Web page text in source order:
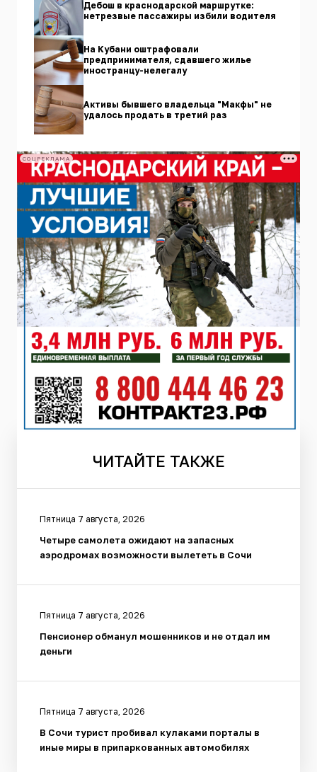
Дебош в краснодарской маршрутке:
нетрезвые пассажиры избили водителя
На Кубани оштрафовали
предпринимателя, сдавшего жилье
иностранцу-нелегалу
Активы бывшего владельца "Макфы" не
удалось продать в третий раз
СОЦРЕКЛАМА
ЧИТАЙТЕ ТАКЖЕ
Пятница 7 августа, 2026
Четыре самолета ожидают на запасных
аэродромах возможности вылететь в Сочи
Пятница 7 августа, 2026
Пенсионер обманул мошенников и не отдал им
деньги
Пятница 7 августа, 2026
В Сочи турист пробивал кулаками порталы в
иные миры в припаркованных автомобилях